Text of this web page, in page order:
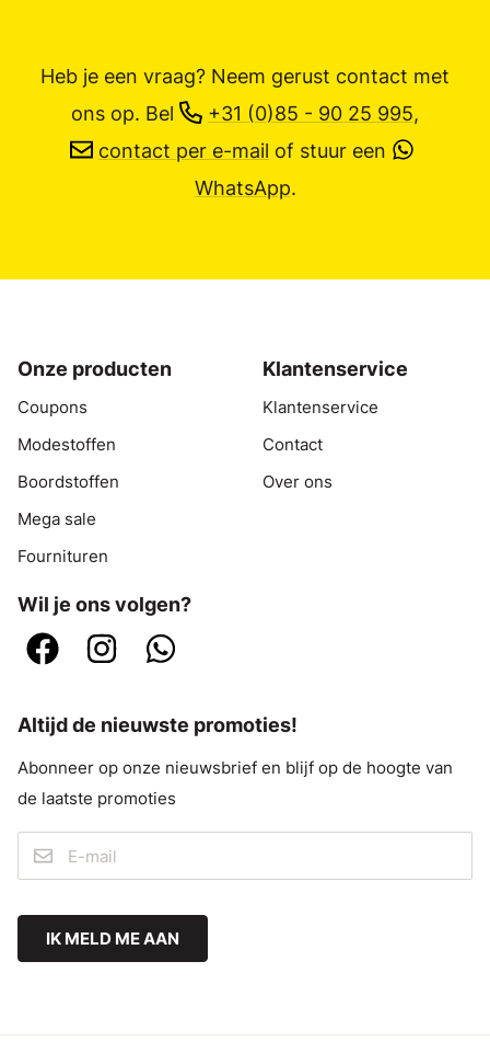
Heb je een vraag? Neem gerust contact met
ons op. Bel +31 (0)85 - 90 25 995,
contact per e-mail of stuur een
WhatsApp.
Onze producten
Coupons
Modestoffen
Boordstoffen
Mega sale
Fournituren
Klantenservice
Klantenservice
Contact
Over ons
Wil je ons volgen?
Altijd de nieuwste promoties!
Abonneer op onze nieuwsbrief en blijf op de hoogte van
de laatste promoties
IK MELD ME AAN